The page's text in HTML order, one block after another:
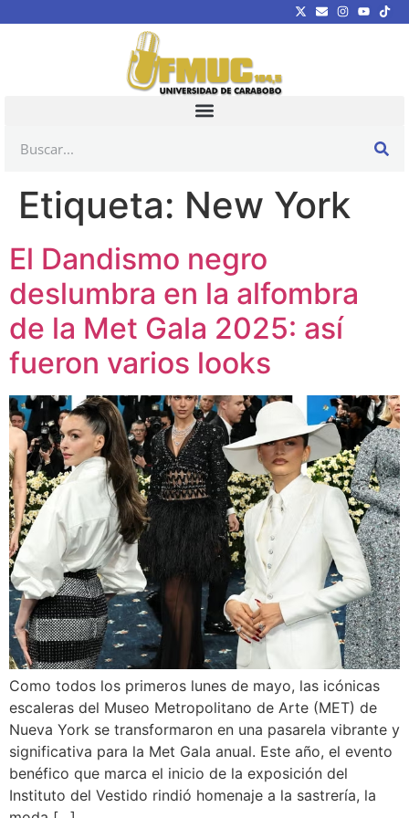
Etiqueta: New York
El Dandismo negro
deslumbra en la alfombra
de la Met Gala 2025: así
fueron varios looks
Como todos los primeros lunes de mayo, las icónicas
escaleras del Museo Metropolitano de Arte (MET) de
Nueva York se transformaron en una pasarela vibrante y
significativa para la Met Gala anual. Este año, el evento
benéfico que marca el inicio de la exposición del
Instituto del Vestido rindió homenaje a la sastrería, la